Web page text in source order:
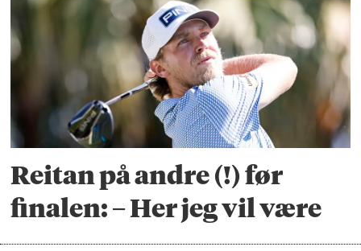
Reitan på andre (!) før
finalen: – Her jeg vil være